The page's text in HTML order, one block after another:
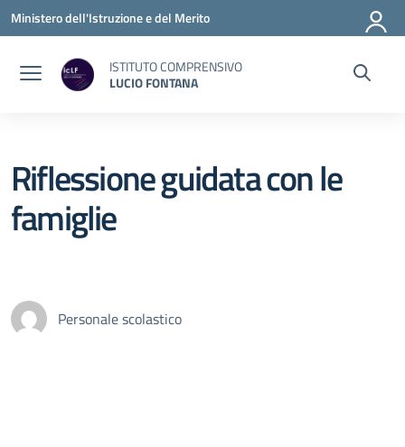
Vai ai contenuti
Vai al menu di navigazione
Vai al footer
Ministero dell'Istruzione e del Merito
ISTITUTO COMPRENSIVO
LUCIO FONTANA
Riflessione guidata con le
famiglie
Personale scolastico